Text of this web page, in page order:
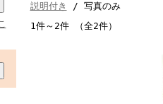
説明付き
/ 写真のみ
1件～2件 （全2件）